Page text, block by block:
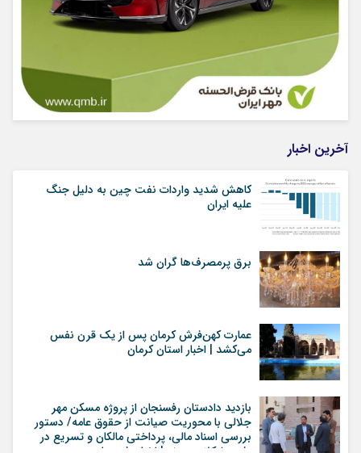
آخرین اخبار
کاهش شدید واردات نفت چین به دلیل جنگ
علیه ایران
برق پرمصرف‌ها گران شد
عمارت کهن‌فرش کرمان پس از یک قرن نفس
می‌کشد | اخبار استان کرمان
بازدید دادستان رفسنجان از پروژه مسکن مهر
جلالی با محوریت صیانت از حقوق عامه/ دستور
بررسی اسناد مالی، پرداختی مالکان و تسریع در